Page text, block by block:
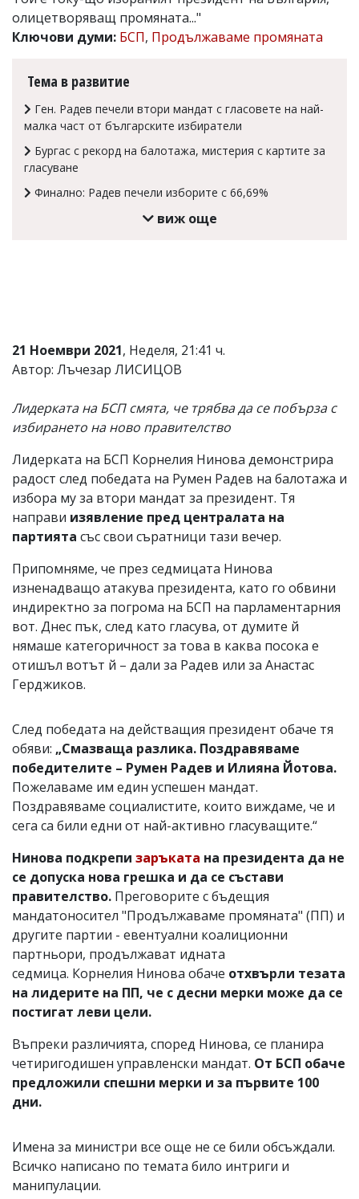
Коментарите
под
статиите
въвеждат
читателите
редакцията
отговорност
олицетворяващ промяната..."
Ключови думи: БСП, Продължаваме промяната
Тема в развитие
Ген. Радев печели втори мандат с гласовете на най-
малка част от българските избиратели
Бургас с рекорд на балотажа, мистерия с картите за
гласуване
Финално: Радев печели изборите с 66,69%
виж още
21 Ноември 2021, Неделя, 21:41 ч.
Автор: Лъчезар ЛИСИЦОВ
Лидерката на БСП смята, че трябва да се побърза с
избирането на ново правителство
Лидерката на БСП Корнелия Нинова демонстрира
радост след победата на Румен Радев на балотажа и
избора му за втори мандат за президент. Тя
направи изявление пред централата на
партията със свои съратници тази вечер.
Припомняме, че през седмицата Нинова
изненадващо атакува президента, като го обвини
индиректно за погрома на БСП на парламентарния
вот. Днес пък, след като гласува, от думите й
нямаше категоричност за това в каква посока е
отишъл вотът й – дали за Радев или за Анастас
Герджиков.
След победата на действащия президент обаче тя
обяви: „Смазваща разлика. Поздравяваме
победителите – Румен Радев и Илияна Йотова.
Пожелаваме им един успешен мандат.
Поздравяваме социалистите, които виждаме, че и
сега са били едни от най-активно гласуващите.“
Нинова подкрепи заръката на президента да не
се допуска нова грешка и да се състави
правителство. Преговорите с бъдещия
мандатоносител "Продължаваме промяната" (ПП) и
другите партии - евентуални коалиционни
партньори, продължават идната
седмица. Корнелия Нинова обаче отхвърли тезата
на лидерите на ПП, че с десни мерки може да се
постигат леви цели.
Въпреки различията, според Нинова, се планира
четиригодишен управленски мандат. От БСП обаче
предложили спешни мерки и за първите 100
дни.
Имена за министри все още не се били обсъждали.
Всичко написано по темата било интриги и
манипулации.